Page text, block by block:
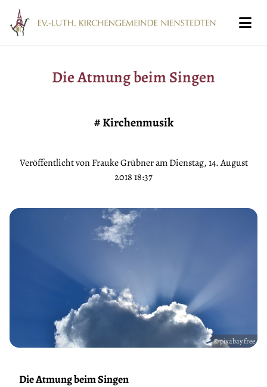
Die Atmung beim Singen
#Kirchenmusik
Veröffentlicht von Frauke Grübner am Dienstag, 14. August
2018 18:37
© pixabay free
Die Atmung beim Singen